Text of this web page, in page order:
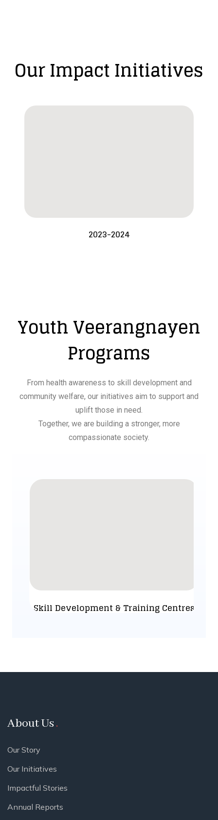
Our Impact Initiatives
2023-2024
Youth Veerangnayen
Programs
From health awareness to skill development and
community welfare, our initiatives aim to support and
uplift those in need.
Together, we are building a stronger, more
compassionate society.
Skill Development & Training Centres
About Us
Our Story
Our Initiatives
Impactful Stories
Annual Reports